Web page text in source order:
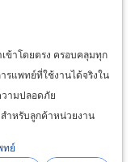
ข้าโดยตรง ครอบคลุมทุก
รแพทย์ที่ใช้งานได้จริงใน
ามปลอดภัย
ำหรับลูกค้าหน่วยงาน
ทย์